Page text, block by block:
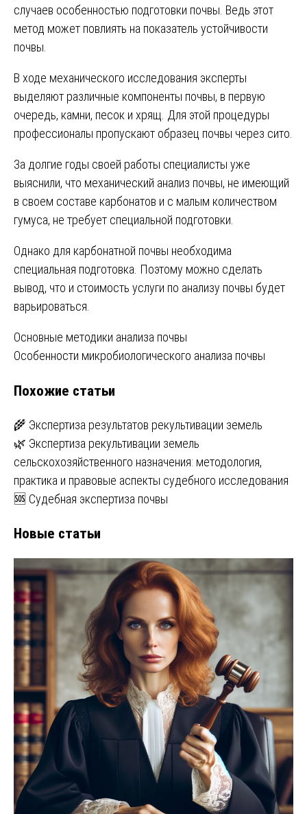
случаев особенностью подготовки почвы. Ведь этот
метод может повлиять на показатель устойчивости
почвы.
В ходе механического исследования эксперты
выделяют различные компоненты почвы, в первую
очередь, камни, песок и хрящ. Для этой процедуры
профессионалы пропускают образец почвы через сито.
За долгие годы своей работы специалисты уже
выяснили, что механический анализ почвы, не имеющий
в своем составе карбонатов и с малым количеством
гумуса, не требует специальной подготовки.
Однако для карбонатной почвы необходима
специальная подготовка. Поэтому можно сделать
вывод, что и стоимость услуги по анализу почвы будет
варьироваться.
Навигация
записям
Основные методики анализа почвы
Особенности микробиологического анализа почвы
Похожие статьи
🌾 Экспертиза результатов рекультивации земель
🌿 Экспертиза рекультивации земель
сельскохозяйственного назначения: методология,
практика и правовые аспекты судебного исследования
🆘 Судебная экспертиза почвы
Новые статьи